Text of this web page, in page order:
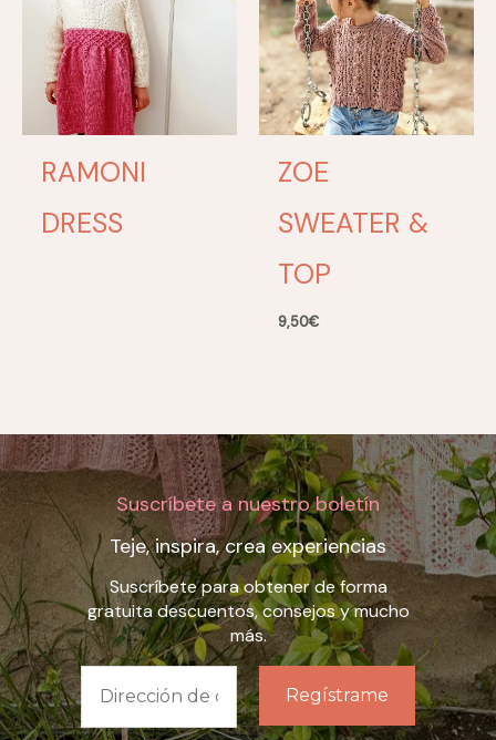
RAMONI
DRESS
ZOE
SWEATER &
TOP
9,50€
Suscríbete a nuestro boletín
Teje, inspira, crea experiencias
Suscríbete para obtener de forma
gratuita descuentos, consejos y mucho
más.